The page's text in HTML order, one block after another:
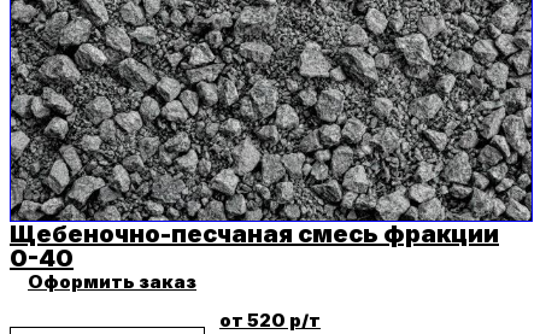
Щебеночно-песчаная смесь фракции
0-40
Оформить заказ
от 520 р/т